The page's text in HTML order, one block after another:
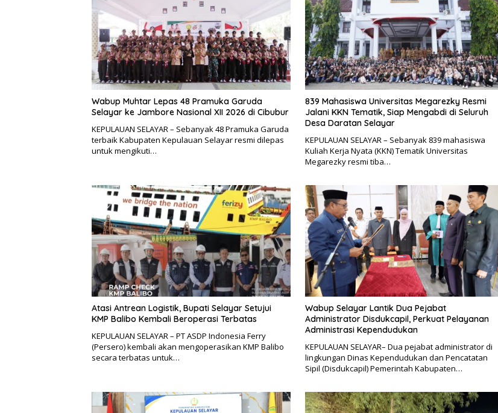
Wabup Muhtar Lepas 48 Pramuka Garuda
Selayar ke Jambore Nasional XII 2026 di Cibubur
KEPULAUAN SELAYAR – Sebanyak 48 Pramuka Garuda
terbaik Kabupaten Kepulauan Selayar resmi dilepas
untuk mengikuti…
839 Mahasiswa Universitas Megarezky Resmi
Jalani KKN Tematik, Siap Mengabdi di Seluruh
Desa Daratan Selayar
KEPULAUAN SELAYAR – Sebanyak 839 mahasiswa
Kuliah Kerja Nyata (KKN) Tematik Universitas
Megarezky resmi tiba…
Atasi Antrean Logistik, Bupati Selayar Setujui
KMP Balibo Kembali Beroperasi Terbatas
KEPULAUAN SELAYAR – PT ASDP Indonesia Ferry
(Persero) kembali akan mengoperasikan KMP Balibo
secara terbatas untuk…
Wabup Selayar Lantik Dua Pejabat
Administrator Disdukcapil, Perkuat Pelayanan
Administrasi Kependudukan
KEPULAUAN SELAYAR– Dua pejabat administrator di
lingkungan Dinas Kependudukan dan Pencatatan
Sipil (Disdukcapil) Pemerintah Kabupaten…